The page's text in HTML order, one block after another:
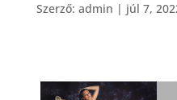
Szerző: admin | júl 7,